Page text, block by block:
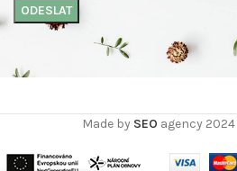
Made by SEO agency2024